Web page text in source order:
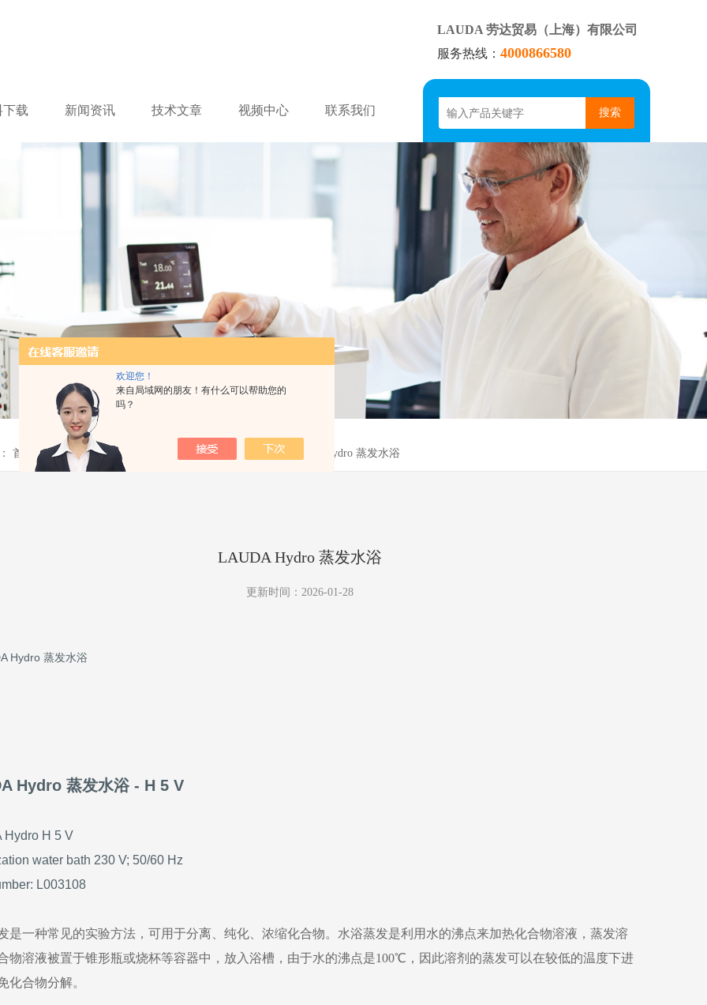
欢迎您！
来自局域网的朋友！有什么可以帮助您的
吗？
LAUDA 劳达贸易（上海）有限公司
服务热线： 4000866580
下载 新闻资讯 技术文章 视频中心 联系我们
首页 > 产品中心 > 水浴/恒温浴槽 Hydro水浴 H 5 VLAUDA Hydro 蒸发水浴
LAUDA Hydro 蒸发水浴
更新时间：2026-01-28
Hydro 蒸发水浴- H 5 V
Hydro H 5 V
water bath 230 V; 50/60 Hz
L003108
是一种常见的实验方法，可用于分离、纯化、浓缩化合物。水浴蒸发是利用水的沸点来加热化合物溶液，蒸发溶
物溶液被置于锥形瓶或烧杯等容器中，放入浴槽，由于水的沸点是100℃，因此溶剂的蒸发可以在较低的温度下进
化合物分解。